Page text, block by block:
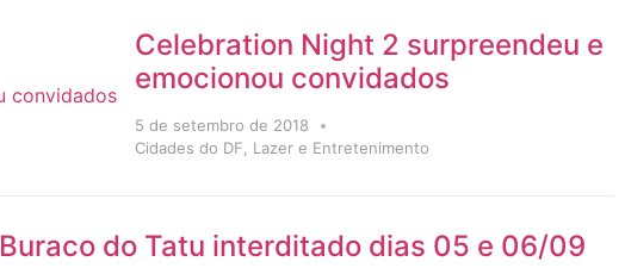
Celebration Night 2 surpreendeu e
emocionou convidados
5 de setembro de 2018
Cidades do DF
Lazer e Entretenimento
Buraco do Tatu interditado dias 05 e 06/09